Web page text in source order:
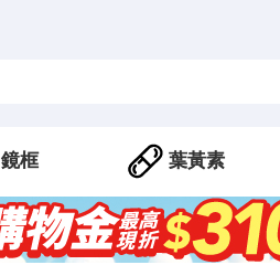
鏡框 葉黃素